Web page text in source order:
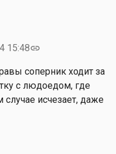
15:48link
соперник ходит за
с людоедом, где
случае исчезает, даже